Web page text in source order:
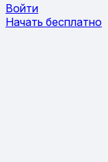
Войти
Начать бесплатно